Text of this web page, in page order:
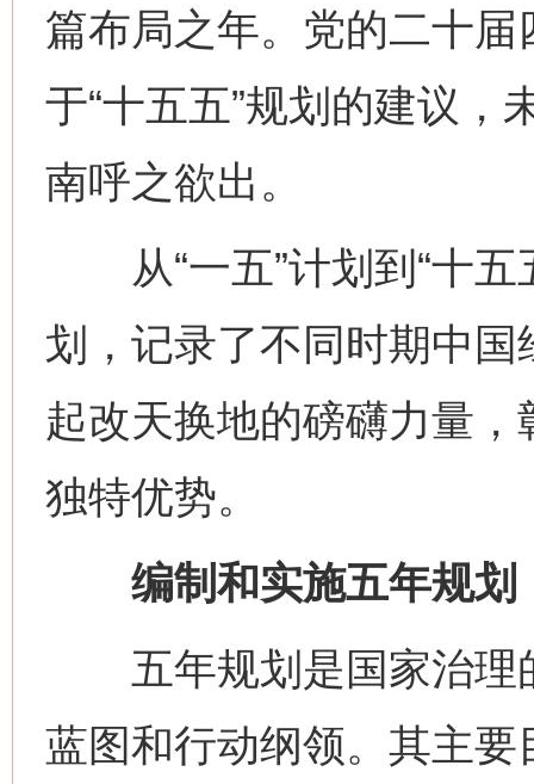
篇布局之年。党的二十
于“十五五”规划的建议，
南呼之欲出。
从“一五”计划到“十五
划，记录了不同时期中
起改天换地的磅礴力量
独特优势。
编制和实施五年规划
五年规划是国家治理
蓝图和行动纲领。其主